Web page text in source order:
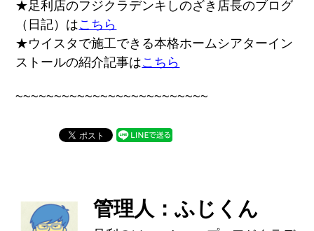
★足利店のフジクラデンキしのざき店長のブログ
（日記）はこちら
★ウイスタで施工できる本格ホームシアターイン
ストールの紹介記事はこちら
~~~~~~~~~~~~~~~~~~~~~~~~~
管理人：ふじくん